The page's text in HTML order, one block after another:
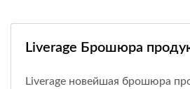
Liverage Брошюра
Liverage новейшая брошюра